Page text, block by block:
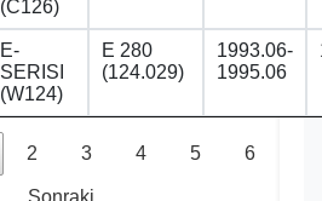
(C126)
E-
SERISI
(W124)
E 280
(124.029)
1993.06-
1995.06
2 3 4 5 6
Sonraki